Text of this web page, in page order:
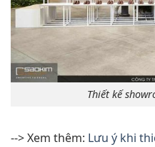
Thiết kế
--> Xem thêm: Lưu ý khi